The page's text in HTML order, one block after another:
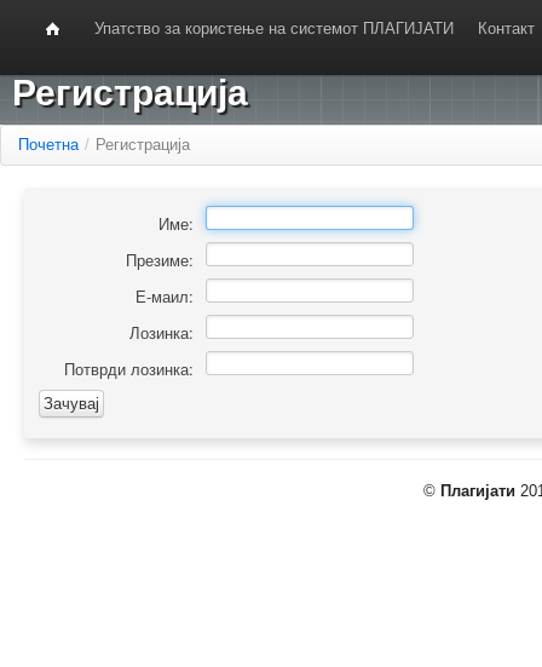
Упатство за користење на системот ПЛАГИЈАТИ Контакт
Регистрација
Почетна / Регистрација
Име:
Презиме:
Е-маил:
Лозинка:
Потврди лозинка:
© Плагијати